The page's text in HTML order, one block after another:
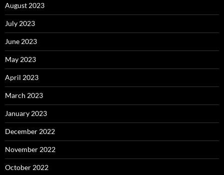
August 2023
July 2023
June 2023
May 2023
April 2023
March 2023
January 2023
December 2022
November 2022
October 2022